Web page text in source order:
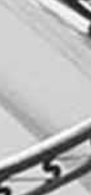
Articoli
Riservata